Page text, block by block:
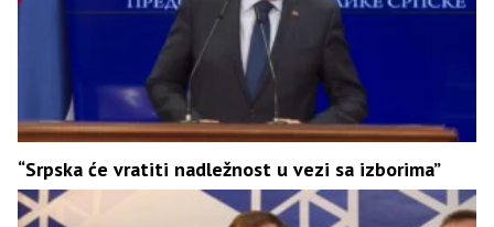
“Srpska će vratiti nadležnost u vezi sa izborima”